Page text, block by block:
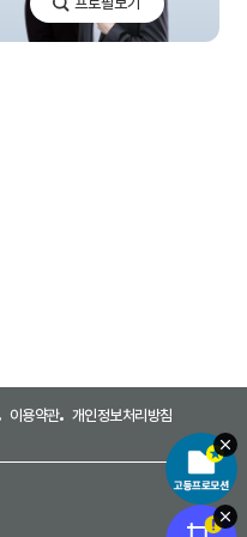
득
하-
이용약관
개인정보처리방침